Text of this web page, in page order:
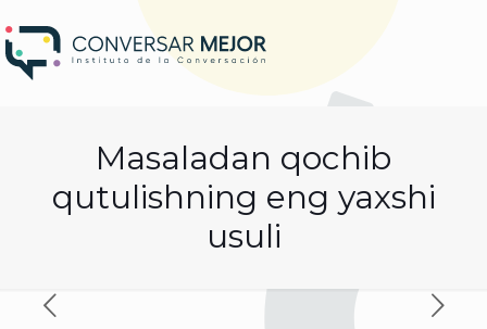
Masaladan qochib
qutulishning eng yaxshi
usuli